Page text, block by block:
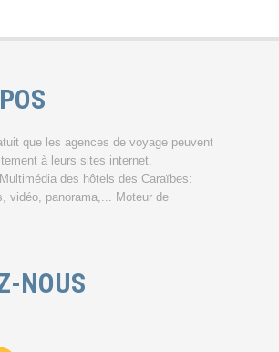
que les agences de voyage peuvent
à leurs sites internet.
des hôtels des Caraïbes:
vidéo, panorama,... Moteur de
NOUS